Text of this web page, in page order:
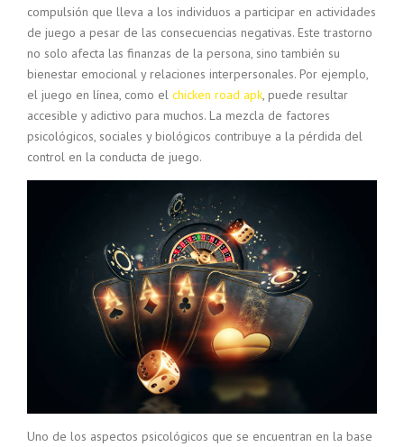
compulsión que lleva a los individuos a participar en actividades
de juego a pesar de las consecuencias negativas. Este trastorno
no solo afecta las finanzas de la persona, sino también su
bienestar emocional y relaciones interpersonales. Por ejemplo,
el juego en línea, como el chicken road apk, puede resultar
accesible y adictivo para muchos. La mezcla de factores
psicológicos, sociales y biológicos contribuye a la pérdida del
control en la conducta de juego.
Uno de los aspectos psicológicos que se encuentran en la base